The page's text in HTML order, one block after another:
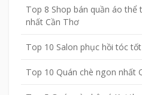
Top 8 Shop bán quần áo
nhất Cần Thơ
Top 10 Salon phục hồi tóc
Top 10 Quán chè ngon nhất